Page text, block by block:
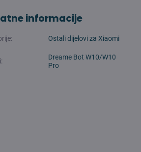
informacije
Ostali dijelovi za Xiaomi
Dreame Bot W10/W10
Pro